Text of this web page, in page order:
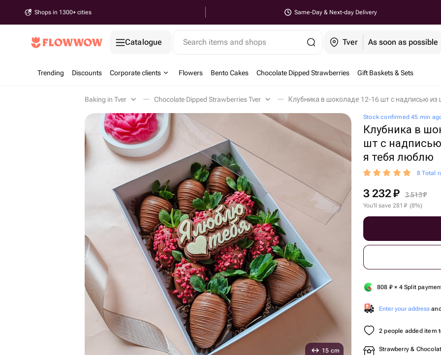
Shops in 1300+ cities Same-Day & Next-day Delivery
Catalogue Search items and shops Tver As soon as possible
Trending Discounts Corporate clients Flowers Bento Cakes Chocolate Dipped Strawberries Gift Baskets & Sets
Baking in Tver Chocolate Dipped Strawberries Tver Клубника в шоколаде 12-16 шт с надписью
Stock confirmed 45 min
Клубника в
шт с
я тебя люблю
8 Total
3 232₽ 3 513₽
You'll save 281 ₽ (8%)
808 ₽ × 4 Split
Enter your address
2 people added item
Strawberry &
15 cm